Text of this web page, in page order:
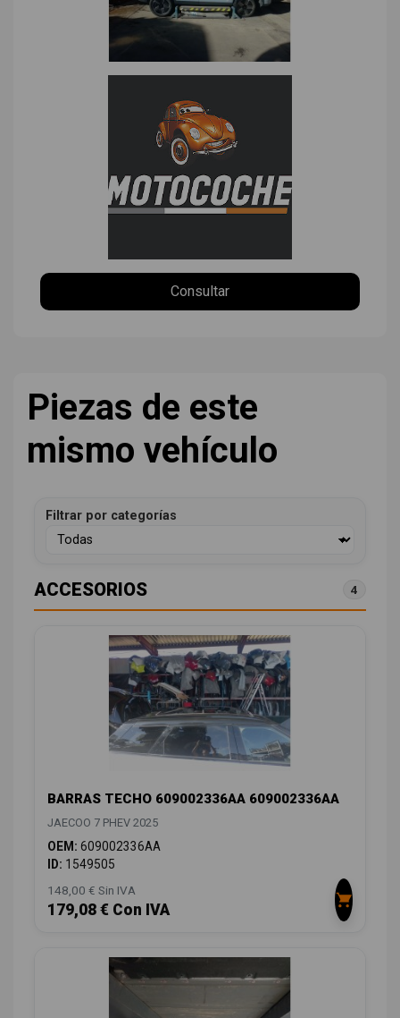
Consultar
Piezas de este
mismo vehículo
Filtrar por categorías
ACCESORIOS 4
BARRAS TECHO 609002336AA 609002336AA
JAECOO 7 PHEV 2025
OEM: 609002336AA
ID: 1549505
148,00 € Sin IVA
179,08 € Con IVA